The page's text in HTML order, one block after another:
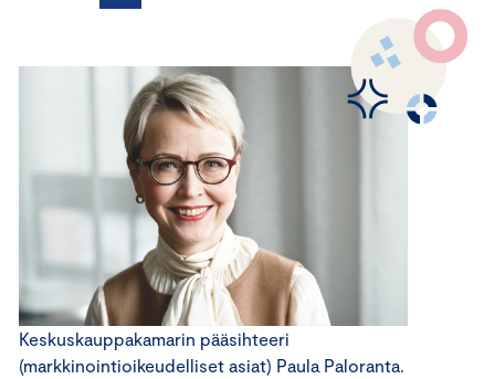
Keskuskauppakamarin pääsihteeri
(markkinointioikeudelliset asiat) Paula Paloranta.